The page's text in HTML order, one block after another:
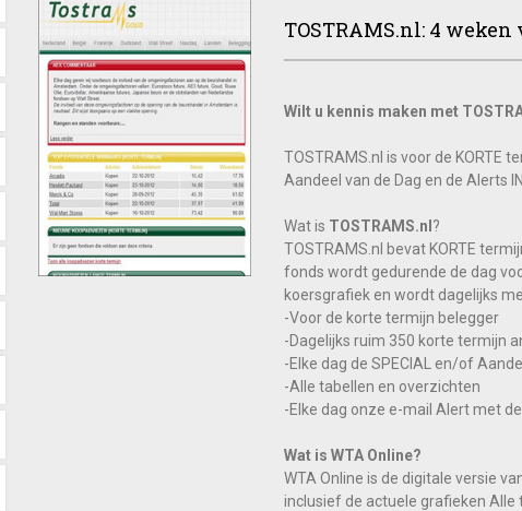
TOSTRAMS.nl: 4 weken
Wilt u kennis maken met
TOSTRAMS.nl is voor de KORTE
Aandeel van de Dag en de Alerts
Wat is TOSTRAMS.nl ?
TOSTRAMS.nl bevat KORTE
fonds wordt gedurende de dag
koersgrafiek en wordt dagelijks
-Voor de korte termijn belegger
-Dagelijks ruim 350 korte termijn
-Elke dag de SPECIAL en/of
-Alle tabellen en overzichten
-Elke dag onze e-mail Alert met
Wat is WTA Online?
WTA Online is de digitale versie
inclusief de actuele grafieken